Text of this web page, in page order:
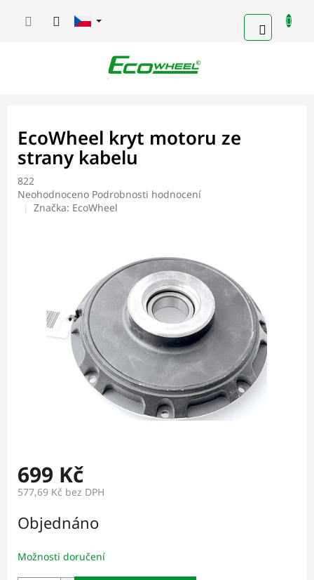
KOŠÍK
EcoWheel kryt motoru ze
strany kabelu
822
Průměrné
hodnocení
Neohodnoceno Podrobnosti hodnocení
Značka: EcoWheel
699 Kč
577,69 Kč bez DPH
cena:
Objednáno
Možnosti doručení